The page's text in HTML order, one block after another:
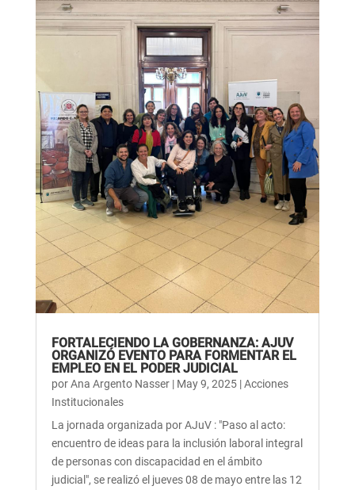
FORTALECIENDO LA GOBERNANZA: AJUV
ORGANIZÓ EVENTO PARA FORMENTAR EL
EMPLEO EN EL PODER JUDICIAL
porAna Argento Nasser| May 9, 2025|Acciones
Institucionales
La jornada organizada por AJuV : "Paso al acto:
encuentro de ideas para la inclusión laboral integral
de personas con discapacidad en el ámbito
judicial", se realizó el jueves 08 de mayo entre las 12